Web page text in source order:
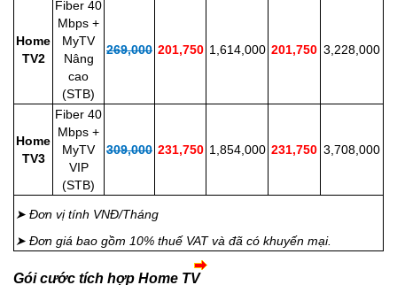
Home
TV2
Fiber 40
Mbps +
MyTV
Nâng
cao
(STB)
269,000 201,750 1,614,000 201,750 3,228,000
Home
TV3
Fiber 40
Mbps +
MyTV
VIP
(STB)
309,000 231,750 1,854,000 231,750 3,708,000
➤ Đơn vị tính VNĐ/Tháng
➤ Đơn giá bao gồm 10% thuế VAT và đã có khuyến mại.
Gói cước tích hợp Home TV